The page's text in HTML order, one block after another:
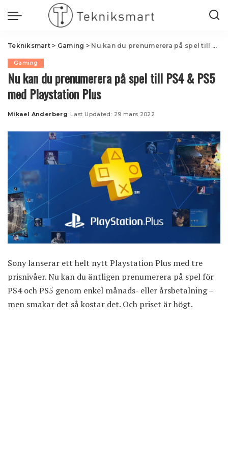
Tekniksmart> Gaming > Nu kan du prenumerera på spel till PS4 & PS5 med Playstation Plus
Gaming
Nu kan du prenumerera på spel till PS4 & PS5
med Playstation Plus
Posted
Mikael Anderberg Last Updated: 29 mars 2022
Sony lanserar ett helt nytt Playstation Plus med tre
prisnivåer. Nu kan du äntligen prenumerera på spel för
PS4 och PS5 genom enkel månads- eller årsbetalning –
men smakar det så kostar det. Och priset är högt.